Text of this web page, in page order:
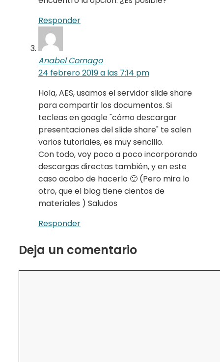
Responder
Anabel Cornago
24 febrero 2019 a las 7:14 pm
Hola, AES, usamos el servidor slide share
para compartir los documentos. Si
tecleas en google "cómo descargar
presentaciones del slide share" te salen
varios tutoriales, es muy sencillo.
Con todo, voy poco a poco incorporando
descargas directas también, y en este
caso acabo de hacerlo 🙂 (Pero mira lo
otro, que el blog tiene cientos de
materiales ) Saludos
Responder
Deja un comentario